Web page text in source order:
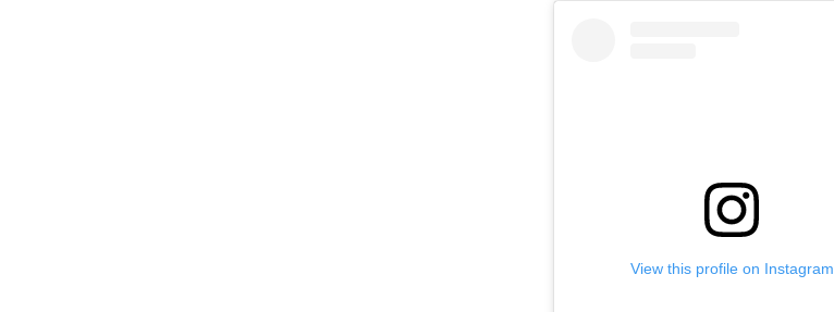
View this profile on Instagram